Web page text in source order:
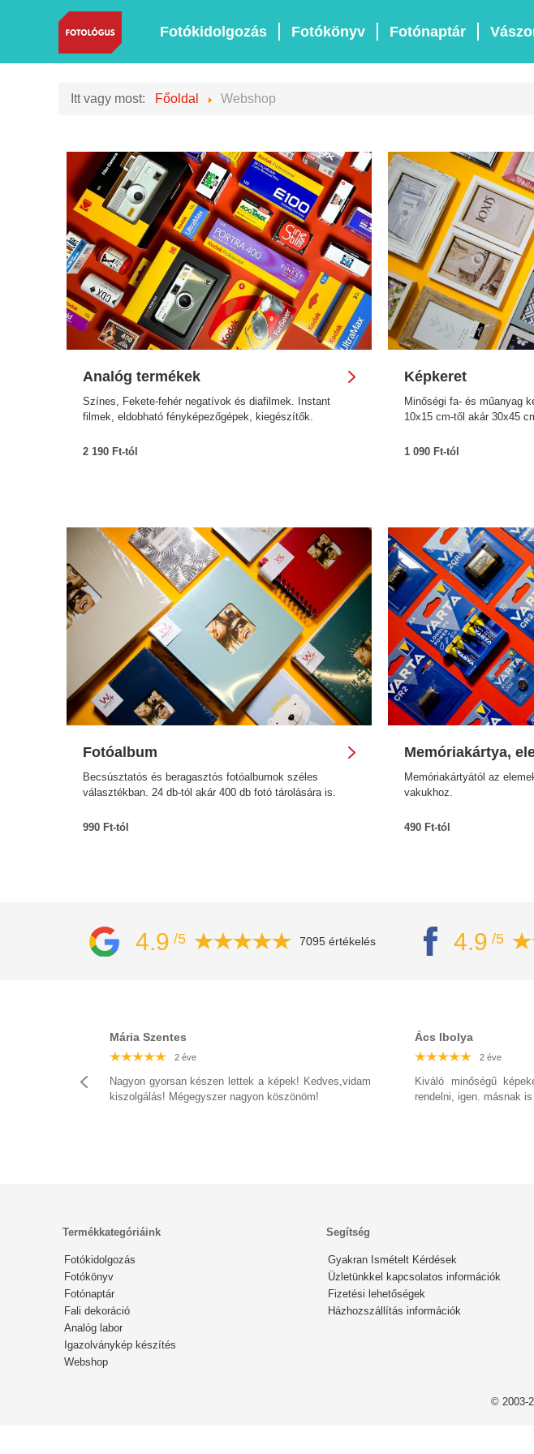
Fotókidolgozás Fotókönyv Fotónaptár
Itt vagy most: Főoldal Webshop
Analóg termékek
Színes, Fekete-fehér negatívok és diafilmek. Instant
filmek, eldobható fényképezőgépek, kiegészítők.
2 190 Ft-tól
Képkeret
Minőségi fa- és műanyag
10x15 cm-től akár 30x45
1 090 Ft-tól
Fotóalbum
Becsúsztatós és beragasztós fotóalbumok széles
választékban. 24 db-tól akár 400 db fotó tárolására is.
990 Ft-tól
Memóriakártya,
Memóriakártyától az
vakukhoz.
490 Ft-tól
4.9 /5 7095 értékelés 4.9 /5
Mária Szentes
2 éve
Nagyon gyorsan készen lettek a képek! Kedves,vidam
kiszolgálás! Mégegyszer nagyon köszönöm!
Ács Ibolya
2 éve
Kiváló minőségű
rendelni, igen. másnak
2 éve 2 éve
2 éve 2 éve
2 éve 2 éve
2 éve 2 éve
2 éve 2 éve
2 éve 2 éve
Termékkategóriáink
Fotókidolgozás
Fotókönyv
Fotónaptár
Fali dekoráció
Analóg labor
Igazolványkép készítés
Webshop
Segítség
Gyakran Ismételt Kérdések
Üzletünkkel kapcsolatos információk
Fizetési lehetőségek
Házhozszállítás információk
© 2003-